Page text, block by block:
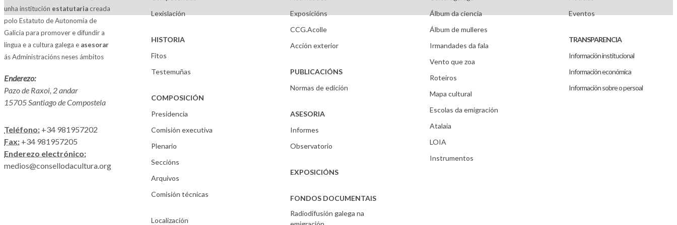
unha institución estatutariacreada
polo Estatuto de Autonomía de
Galicia para promover e difundir a
lingua e a cultura galega e asesorar
ás Administracións neses ámbitos
Enderezo:
Pazo de Raxoi, 2 andar
15705 Santiago de Compostela
Teléfono: +34 981957202
Fax: +34 981957205
Enderezo electrónico:
medios@consellodacultura.org
Lexislación
HISTORIA
Fitos
Testemuñas
COMPOSICIÓN
Presidencia
Comisión executiva
Plenario
Seccións
Arquivos
Comisión técnicas
Localización
Exposicións
CCG.Acolle
Acción exterior
PUBLICACIÓNS
Normas de edición
ASESORIA
Informes
Observatorio
EXPOSICIÓNS
FONDOS DOCUMENTAIS
Radiodifusión galega na
Álbum da ciencia
Álbum de mulleres
Irmandades da fala
Vento que zoa
Roteiros
Mapa cultural
Escolas da emigración
Atalaia
LOIA
Instrumentos
Eventos
TRANSPARENCIA
Información institucional
Información económica
Información sobre o persoal